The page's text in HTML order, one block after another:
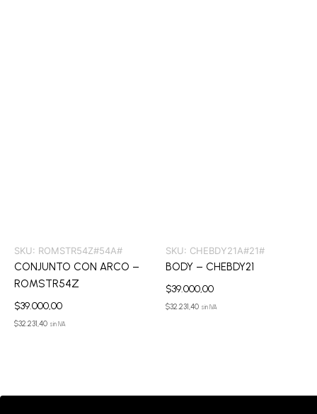
SKU: ROMSTR54Z#54A#
CONJUNTO CON ARCO –
ROMSTR54Z
$39.000,00
$32.231,40 sin IVA
SKU: CHEBDY21A#21#
BODY – CHEBDY21
$39.000,00
$32.231,40 sin IVA